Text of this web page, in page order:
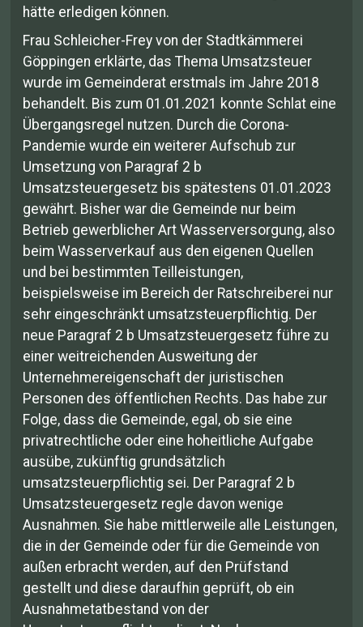
hätte erledigen können.
Frau Schleicher-Frey von der Stadtkämmerei
Göppingen erklärte, das Thema Umsatzsteuer
wurde im Gemeinderat erstmals im Jahre 2018
behandelt. Bis zum 01.01.2021 konnte Schlat eine
Übergangsregel nutzen. Durch die Corona-
Pandemie wurde ein weiterer Aufschub zur
Umsetzung von Paragraf 2 b
Umsatzsteuergesetz bis spätestens 01.01.2023
gewährt. Bisher war die Gemeinde nur beim
Betrieb gewerblicher Art Wasserversorgung, also
beim Wasserverkauf aus den eigenen Quellen
und bei bestimmten Teilleistungen,
beispielsweise im Bereich der Ratschreiberei nur
sehr eingeschränkt umsatzsteuerpflichtig. Der
neue Paragraf 2 b Umsatzsteuergesetz führe zu
einer weitreichenden Ausweitung der
Unternehmereigenschaft der juristischen
Personen des öffentlichen Rechts. Das habe zur
Folge, dass die Gemeinde, egal, ob sie eine
privatrechtliche oder eine hoheitliche Aufgabe
ausübe, zukünftig grundsätzlich
umsatzsteuerpflichtig sei. Der Paragraf 2 b
Umsatzsteuergesetz regle davon wenige
Ausnahmen. Sie habe mittlerweile alle Leistungen,
die in der Gemeinde oder für die Gemeinde von
außen erbracht werden, auf den Prüfstand
gestellt und diese daraufhin geprüft, ob ein
Ausnahmetatbestand von der